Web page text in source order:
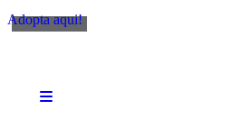
Adopta aqui!